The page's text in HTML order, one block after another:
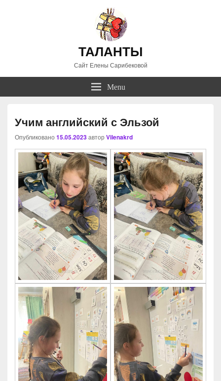
ТАЛАНТЫ
Сайт Елены Сарибековой
Menu
Учим английский с Эльзой
Опубликовано 15.05.2023автор Vilenakrd